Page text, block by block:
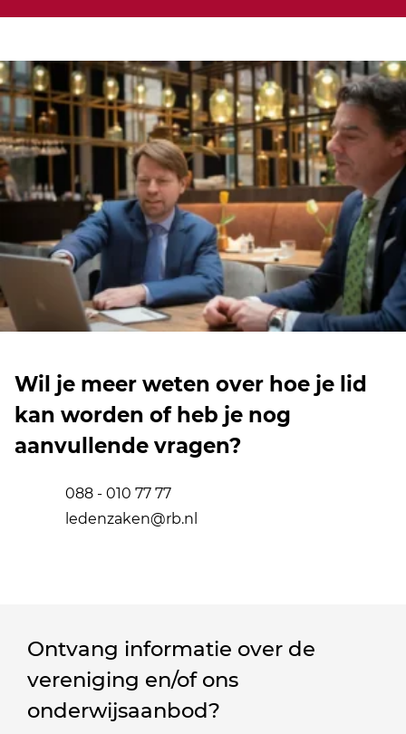
Wil je meer weten over hoe je lid
kan worden of heb je nog
aanvullende vragen?
088 - 010 77 77
ledenzaken@rb.nl
Ontvang informatie over de
vereniging en/of ons
onderwijsaanbod?